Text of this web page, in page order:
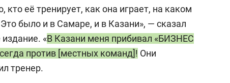
её тренирует, как она играет, на каком
было и в Самаре, и в Казани», — сказал
«В Казани меня прибивал «БИЗНЕС
против [местных команд]! Они
тренер.